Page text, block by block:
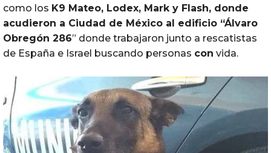
como los K9 Mateo, Lodex, Mark y Flash, donde
acudieron a Ciudad de México al edificio “Álvaro
Obregón 286” donde trabajaron junto a rescatistas
de España e Israel buscando personas con vida.